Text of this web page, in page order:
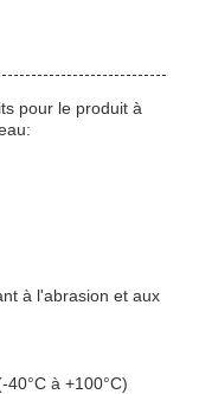
pour le produit à
à l'abrasion et aux
à +100°C)